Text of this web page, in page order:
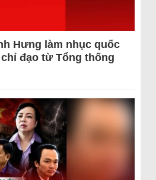
Hưng làm nhục quốc
đạo từ Tổng thống